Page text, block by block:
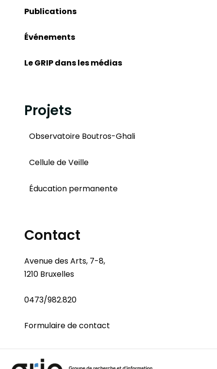
Publications
Événements
Le GRIP dans les médias
Projets
Observatoire Boutros-Ghali
Cellule de Veille
Éducation permanente
Contact
Avenue des Arts, 7-8,
1210 Bruxelles
0473/982.820
Formulaire de contact